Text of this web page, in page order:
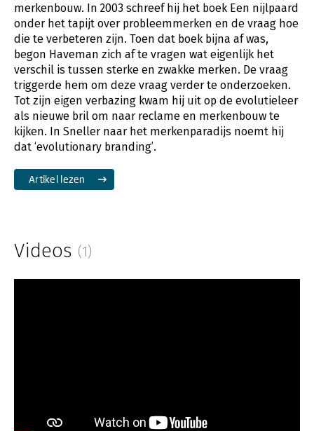
merkenbouw. In 2003 schreef hij het boek Een nijlpaard
onder het tapijt over probleemmerken en de vraag hoe
die te verbeteren zijn. Toen dat boek bijna af was,
begon Haveman zich af te vragen wat eigenlijk het
verschil is tussen sterke en zwakke merken. De vraag
triggerde hem om deze vraag verder te onderzoeken.
Tot zijn eigen verbazing kwam hij uit op de evolutieleer
als nieuwe bril om naar reclame en merkenbouw te
kijken. In Sneller naar het merkenparadijs noemt hij
dat ‘evolutionary branding’.
Artikel lezen
Videos (1)